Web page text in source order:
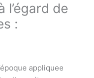
l’égard de
:
appliquee